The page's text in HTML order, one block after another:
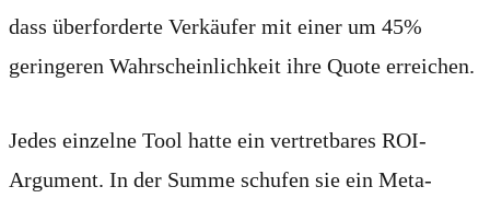
dass überforderte Verkäufer mit einer um 45%
geringeren Wahrscheinlichkeit ihre Quote erreichen.
Jedes einzelne Tool hatte ein vertretbares ROI-
Argument. In der Summe schufen sie ein Meta-